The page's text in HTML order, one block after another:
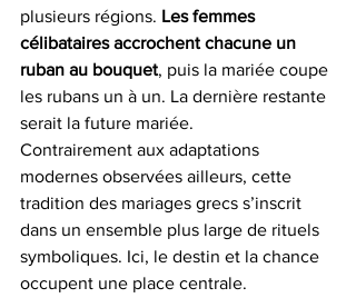
plusieurs régions. Les femmes
célibataires accrochent chacune un
ruban au bouquet, puis la mariée coupe
les rubans un à un. La dernière restante
serait la future mariée.
Contrairement aux adaptations
modernes observées ailleurs, cette
tradition des mariages grecs s’inscrit
dans un ensemble plus large de rituels
symboliques. Ici, le destin et la chance
occupent une place centrale.